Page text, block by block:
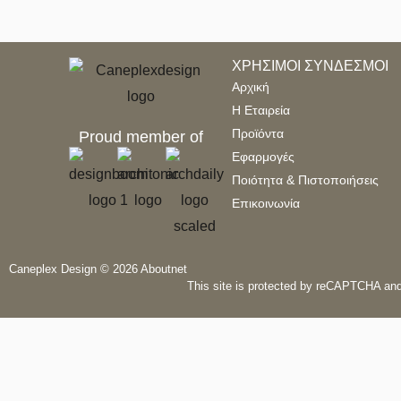
Proud member of
ΧΡΗΣΙΜΟΙ ΣΥΝΔΕΣΜΟΙ
Αρχική
Η Εταιρεία
Προϊόντα
Εφαρμογές
Ποιότητα & Πιστοποιήσεις
Επικοινωνία
Caneplex Design © 2026 Aboutnet
This site is protected by reCAPTCHA